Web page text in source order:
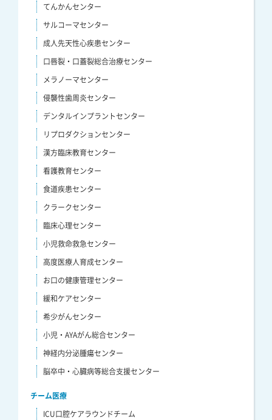
てんかんセンター
サルコーマセンター
成人先天性心疾患センター
口唇裂・口蓋裂総合治療センター
メラノーマセンター
侵襲性歯周炎センター
デンタルインプラントセンター
リプロダクションセンター
漢方臨床教育センター
看護教育センター
食道疾患センター
クラークセンター
臨床心理センター
小児救命救急センター
高度医療人育成センター
お口の健康管理センター
緩和ケアセンター
希少がんセンター
小児・AYAがん総合センター
神経内分泌腫瘍センター
脳卒中・心臓病等総合支援センター
チーム医療
ICU口腔ケアラウンドチーム